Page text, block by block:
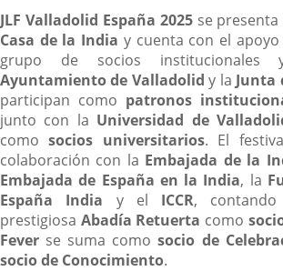
externa.
JLF Valladolid España 2025se presenta
Casa de la India y cuenta con el
grupo de socios institucionales
Ayuntamiento de Valladolid y la Junta
participan como patronos
junto con la Universidad de
comosocios universitarios. El
colaboración con la Embajada de la
Embajada de España en la India, la
España India y el ICCR,
prestigiosa Abadía Retuerta como
Fever se suma comosocio de
socio de Conocimiento.